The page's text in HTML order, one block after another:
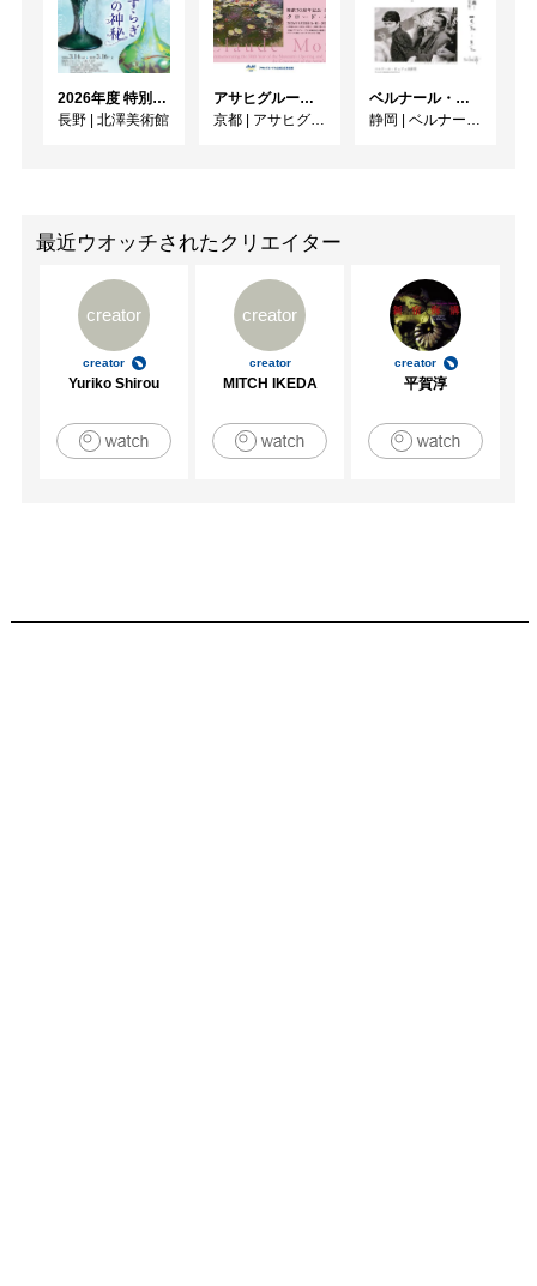
2018　新生堂「てふてふ展」
2018　池袋西武百貨店「有芽の会」
2018　名古屋　マエマス画廊「I・CON3展」
2026年度 特別展「ガレとドーム、アール･ヌーヴォーのガラス 水辺のやすらぎ、海の神秘」
長野 | 北澤美術館
アサヒグループ大山崎山荘美術館 開館30周年記念展「没後100年 クロード・モネ」
京都 | アサヒグループ大山崎山荘美術館
ベルナール・ビュフェと写真 ーカメラがとらえたビュフェとその時代、そして21 世紀へ
静岡 | ベルナール・ビュフェ美術館
最近ウオッチされたクリエイター
creator
creator
Yuriko Shirou
creator
creator
MITCH IKEDA
creator
平賀淳